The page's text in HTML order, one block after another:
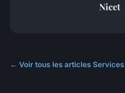
Nicet
← Voir tous les articles Services